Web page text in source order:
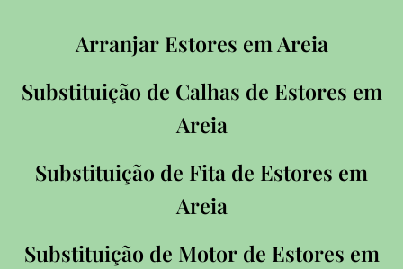
Arranjar Estores em Areia
Substituição de Calhas de Estores em
Areia
Substituição de Fita de Estores em
Areia
Substituição de Motor de Estores em